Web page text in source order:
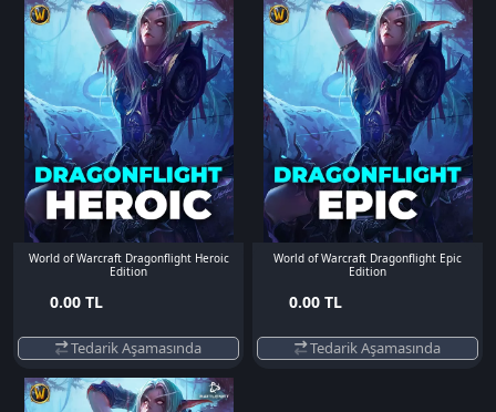
World of Warcraft Dragonflight Heroic
Edition
0.00 TL
Tedarik Aşamasında
World of Warcraft Dragonflight Epic
Edition
0.00 TL
Tedarik Aşamasında